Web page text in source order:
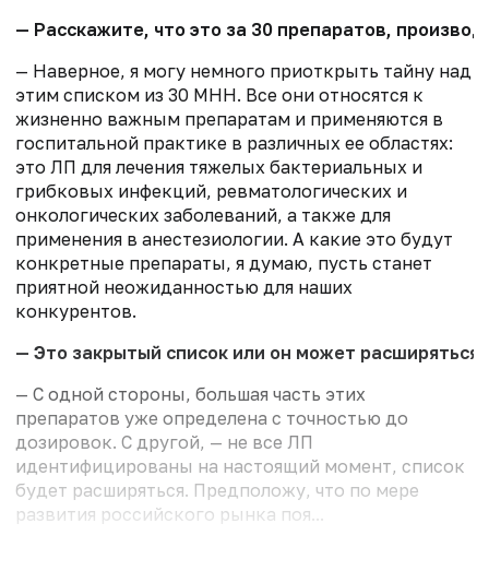
— Расскажите, что это за 30 препаратов,
— Наверное, я могу немного приоткрыть тайну над
этим списком из 30 МНН. Все они относятся к
жизненно важным препаратам и применяются в
госпитальной практике в различных ее областях:
это ЛП для лечения тяжелых бактериальных и
грибковых инфекций, ревматологических и
онкологических заболеваний, а также для
применения в анестезиологии. А какие это будут
конкретные препараты, я думаю, пусть станет
приятной неожиданностью для наших
конкурентов.
— Это закрытый список или он может расширяться
— С одной стороны, большая часть этих
препаратов уже определена с точностью до
дозировок. С другой, — не все ЛП
идентифицированы на настоящий момент, список
будет расширяться. Предположу, что по мере
развития российского рынка поя...